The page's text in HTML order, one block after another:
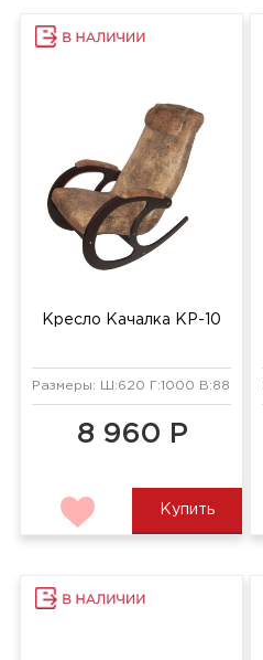
Кресло Качалка КР-10
Размеры: Ш:620 Г:1000 В:880 мм
8 960 Р
Купить